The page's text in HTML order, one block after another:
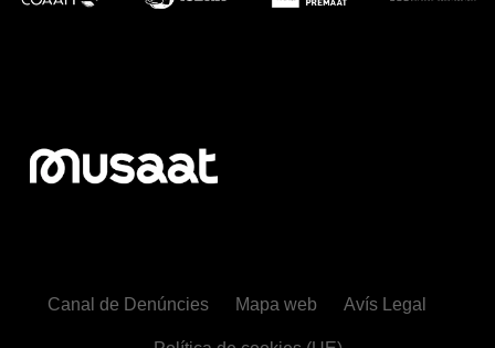
Canal de Denúncies Mapa web Avís Legal